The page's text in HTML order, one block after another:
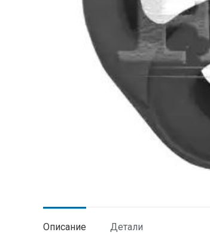
Описание Детали